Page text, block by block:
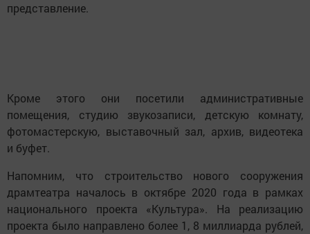
представление.
Кроме этого они посетили административные
помещения, студию звукозаписи, детскую комнату,
фотомастерскую, выставочный зал, архив, видеотека
и буфет.
Напомним, что строительство нового сооружения
драмтеатра началось в октябре 2020 года в рамках
национального проекта «Культура». На реализацию
проекта было направлено более 1, 8 миллиарда рублей,